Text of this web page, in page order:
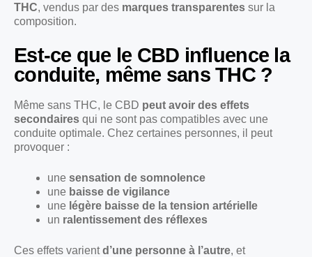
THC, vendus par des marques transparentes sur la
composition.
Est-ce que le CBD influence la
conduite, même sans THC ?
Même sans THC, le CBD peut avoir des effets
secondaires qui ne sont pas compatibles avec une
conduite optimale. Chez certaines personnes, il peut
provoquer :
une sensation de somnolence
une baisse de vigilance
une légère baisse de la tension artérielle
un ralentissement des réflexes
Ces effets varientd’une personne à l’autre, et